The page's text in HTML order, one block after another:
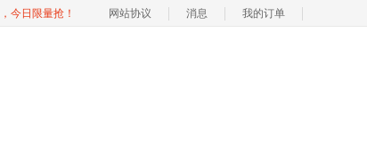
今日限量抢！ 网站协议 消息 我的订单